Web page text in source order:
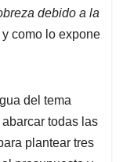
debido a la
y como lo expone
del tema
todas las
plantear tres